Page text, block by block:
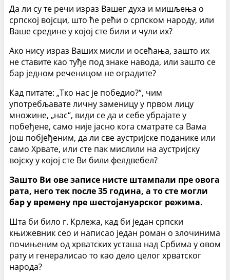
Да ли су те речи израз Вашег духа и мишљења о
српској војсци, што ће рећи о српском народу, или
Ваше средине у којој сте били и чули их?
Ако нису израз Ваших мисли и осећања, зашто их
не ставите као туђе под знаке навода, или зашто се
бар једном реченицом не оградите?
Кад питате: „Тко нас је победио?“, чим
употребљавате личну заменицу у првом лицу
множине, „нас“, види се да и себе убрајате у
побеђене, само није јасно кога сматрате са Вама
још побјеђеним, да ли све аустријске поданике или
само Хрвате, или сте пак мислили на аустријску
војску у којој сте Ви били фелдвебел?
Зашто Ви ове записе нисте штампали пре овога
рата, него тек после 35 година, а то сте могли
бар у времену пре шестојануарског режима.
Шта би било г. Крлежа, кад би један српски
књижевник сео и написао један роман о злочинима
почињеним од хрватских усташа над Србима у овом
рату и генералисао то као дело целог хрватског
народа?